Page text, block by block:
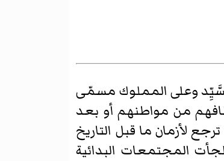
وعلى المملوك مسمّى
من مواطنهم أو بعد
لأزمان ما قبل التاريخ
المجتمعات البدائية